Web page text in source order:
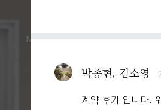
Meeting & Party
박종현, 김소영
계약 후기 입니다.